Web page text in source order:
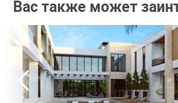
Вас также может